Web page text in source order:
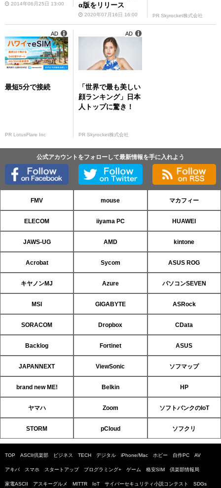
2014年06月25日 13:00
α版をリリース
2020年07月16日 16:00 PR Skyrocket株式会社
最短5分で接続
PR LotusFlare Inc
AD
「世界で最も美しい
顔ランキング」日本
人トップに驚き！
PR Skyrocket株式会社
AD
公式アカウントをフォローして最新情報を手に入れよう
FMV mouse マカフィー
ELECOM iiyama PC HUAWEI
JAWS-UG AMD kintone
Acrobat Sycom ASUS ROG
キヤノンMJ Azure パソコンSEVEN
MSI GIGABYTE ASRock
SORACOM Dropbox CData
Backlog Fortinet ASUS
JAPANNEXT ViewSonic ソフマップ
brand new ME! Belkin HP
ヤマハ Zoom ソフトバンクのIoT
STORM pCloud ソフクリ
TOP ASCII倶楽部 ビジネス TECH デジタル iPhone/Mac ホビー 自作PC AV
アキバ スマホ スタートアップ プログラミング+ ゲーム 格安SIM 倶楽部情報局
家電ASCII アスキーグルメ MITTR IoT サイバーセキュリティ小説コンテスト SDGs